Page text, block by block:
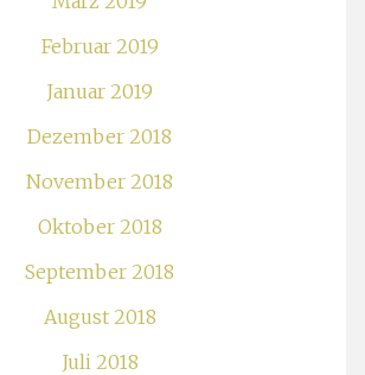
Februar 2019
Januar 2019
Dezember 2018
November 2018
Oktober 2018
September 2018
August 2018
Juli 2018